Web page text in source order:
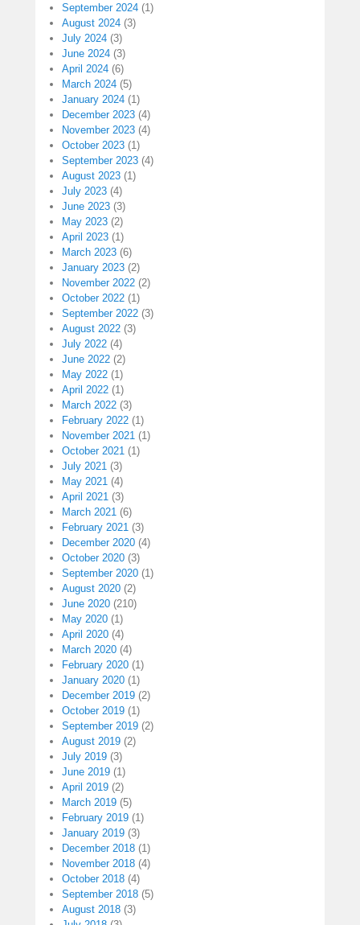
September 2024 (1)
August 2024 (3)
July 2024 (3)
June 2024 (3)
April 2024 (6)
March 2024 (5)
January 2024 (1)
December 2023 (4)
November 2023 (4)
October 2023 (1)
September 2023 (4)
August 2023 (1)
July 2023 (4)
June 2023 (3)
May 2023 (2)
April 2023 (1)
March 2023 (6)
January 2023 (2)
November 2022 (2)
October 2022 (1)
September 2022 (3)
August 2022 (3)
July 2022 (4)
June 2022 (2)
May 2022 (1)
April 2022 (1)
March 2022 (3)
February 2022 (1)
November 2021 (1)
October 2021 (1)
July 2021 (3)
May 2021 (4)
April 2021 (3)
March 2021 (6)
February 2021 (3)
December 2020 (4)
October 2020 (3)
September 2020 (1)
August 2020 (2)
June 2020 (210)
May 2020 (1)
April 2020 (4)
March 2020 (4)
February 2020 (1)
January 2020 (1)
December 2019 (2)
October 2019 (1)
September 2019 (2)
August 2019 (2)
July 2019 (3)
June 2019 (1)
April 2019 (2)
March 2019 (5)
February 2019 (1)
January 2019 (3)
December 2018 (1)
November 2018 (4)
October 2018 (4)
September 2018 (5)
August 2018 (3)